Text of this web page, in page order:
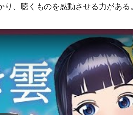
、聴くものを感動させる力がある。